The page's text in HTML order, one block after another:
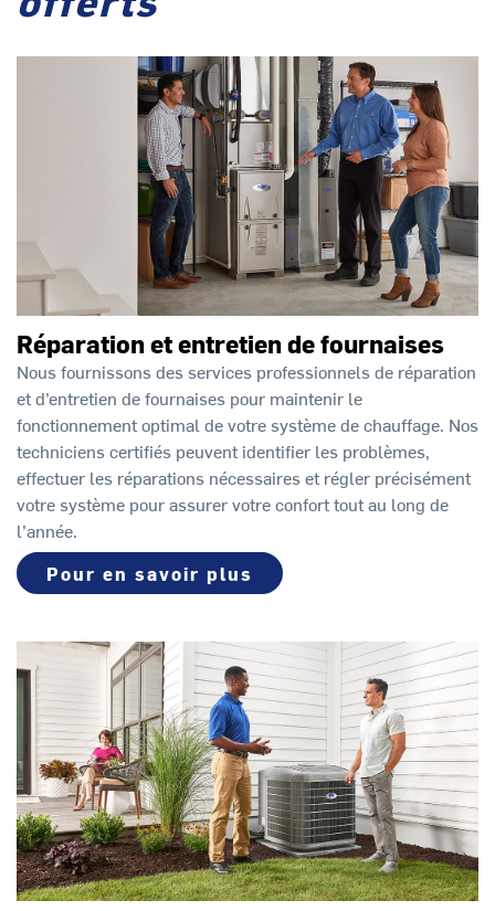
Réparation et entretien de fournaises
Nous fournissons des services professionnels de réparation
et d’entretien de fournaises pour maintenir le
fonctionnement optimal de votre système de chauffage. Nos
techniciens certifiés peuvent identifier les problèmes,
effectuer les réparations nécessaires et régler précisément
votre système pour assurer votre confort tout au long de
l’année.
Pour en savoir plus